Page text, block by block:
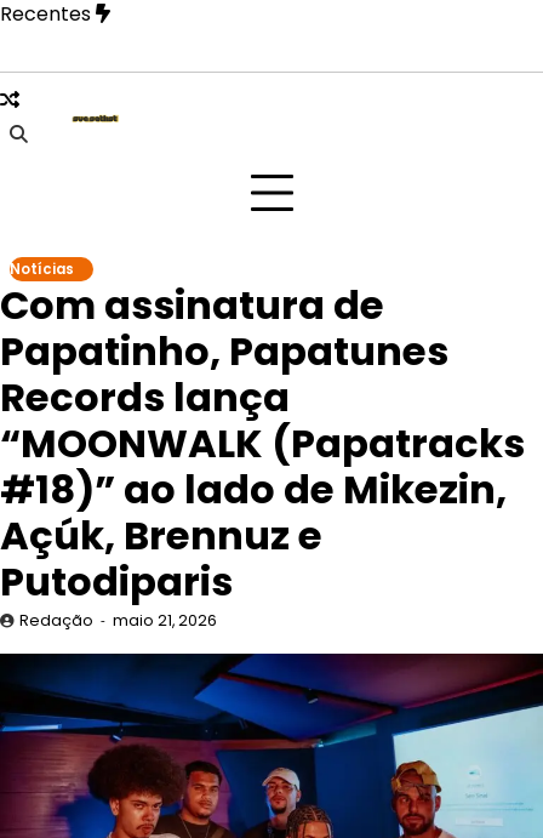
Skip
content
Recentes
Paulo na festa Tangerica antes de apresentação no Rock
Notícias
Com assinatura de
Papatinho, Papatunes
Records lança
“MOONWALK (Papatracks
#18)” ao lado de Mikezin,
Açúk, Brennuz e
Putodiparis
Redação maio 21, 2026